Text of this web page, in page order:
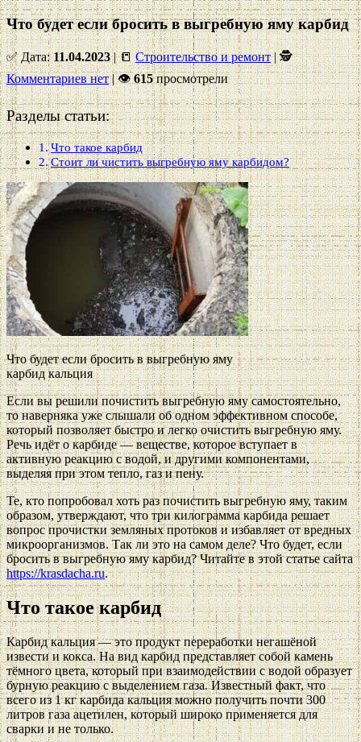
Что будет если бросить в выгребную яму карбид
✅ Дата:11.04.2023| 📒Строительство и ремонт| 🕵
Комментариев нет|👁615просмотрели
Разделы статьи:
Что такое карбид
Стоит ли чистить выгребную яму карбидом?
Что будет если бросить в выгребную яму
карбид кальция
Если вы решили почистить выгребную яму самостоятельно,
то наверняка уже слышали об одном эффективном способе,
который позволяет быстро и легко очистить выгребную яму.
Речь идёт о карбиде — веществе, которое вступает в
активную реакцию с водой, и другими компонентами,
выделяя при этом тепло, газ и пену.
Те, кто попробовал хоть раз почистить выгребную яму, таким
образом, утверждают, что три килограмма карбида решает
вопрос прочистки земляных протоков и избавляет от вредных
микроорганизмов. Так ли это на самом деле? Что будет, если
бросить в выгребную яму карбид? Читайте в этой статье сайта
https://krasdacha.ru.
Что такое карбид
Карбид кальция — это продукт переработки негашёной
извести и кокса. На вид карбид представляет собой камень
тёмного цвета, который при взаимодействии с водой образует
бурную реакцию с выделением газа. Известный факт, что
всего из 1 кг карбида кальция можно получить почти 300
литров газа ацетилен, который широко применяется для
сварки и не только.